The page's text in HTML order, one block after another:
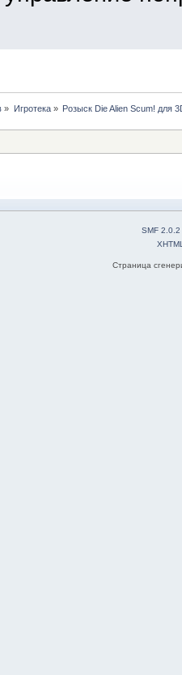
» Игротека» Розыск Die Alien Scum! для
SMF 2.0.2
Страница